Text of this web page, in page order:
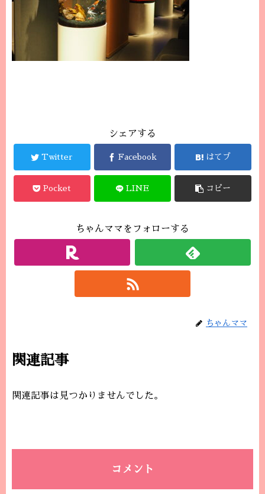
シェアする
Twitter Facebook はてブ
Pocket LINE コピー
ちゃんママをフォローする
ちゃんママ
関連記事
関連記事は見つかりませんでした。
コメント